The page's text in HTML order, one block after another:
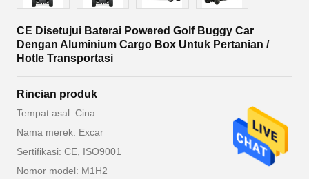
CE Disetujui Baterai Powered Golf Buggy Car
Dengan Aluminium Cargo Box Untuk Pertanian /
Hotle Transportasi
Rincian produk
Tempat asal: Cina
Nama merek: Excar
Sertifikasi: CE, ISO9001
Nomor model: M1H2